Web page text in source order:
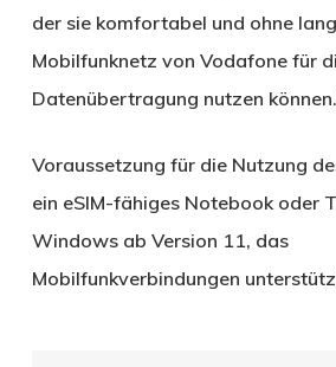
der sie komfortabel und ohne
Mobilfunknetz von Vodafone für
Datenübertragung nutzen
Voraussetzung für die Nutzung
ein eSIM-fähiges Notebook oder
Windows ab Version 11, das
Mobilfunkverbindungen